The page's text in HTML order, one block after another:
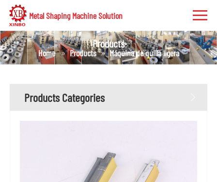
Metal Shaping Machine Solution
Products
Home Products Máquina de quilla ligera
Products Categories